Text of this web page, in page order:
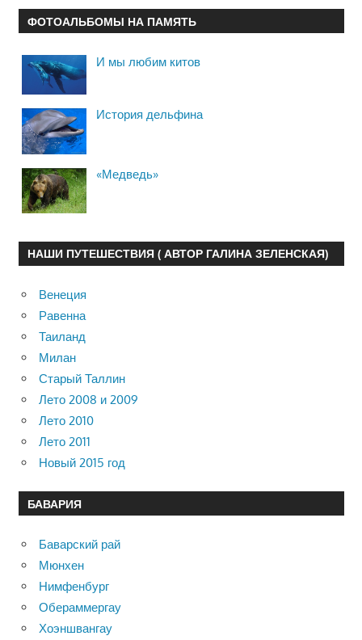
ФОТОАЛЬБОМЫ НА ПАМЯТЬ
И мы любим китов
История дельфина
«Медведь»
НАШИ ПУТЕШЕСТВИЯ ( АВТОР ГАЛИНА ЗЕЛЕНСКАЯ)
Венеция
Равенна
Таиланд
Милан
Старый Таллин
Лето 2008 и 2009
Лето 2010
Лето 2011
Новый 2015 год
БАВАРИЯ
Баварский рай
Мюнхен
Нимфенбург
Обераммергау
Хоэншвангау